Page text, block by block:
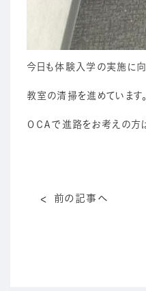
今日も体験入学の実施に向
教室の清掃を進めています。
ＯＣＡで進路をお考えの方
前の記事へ